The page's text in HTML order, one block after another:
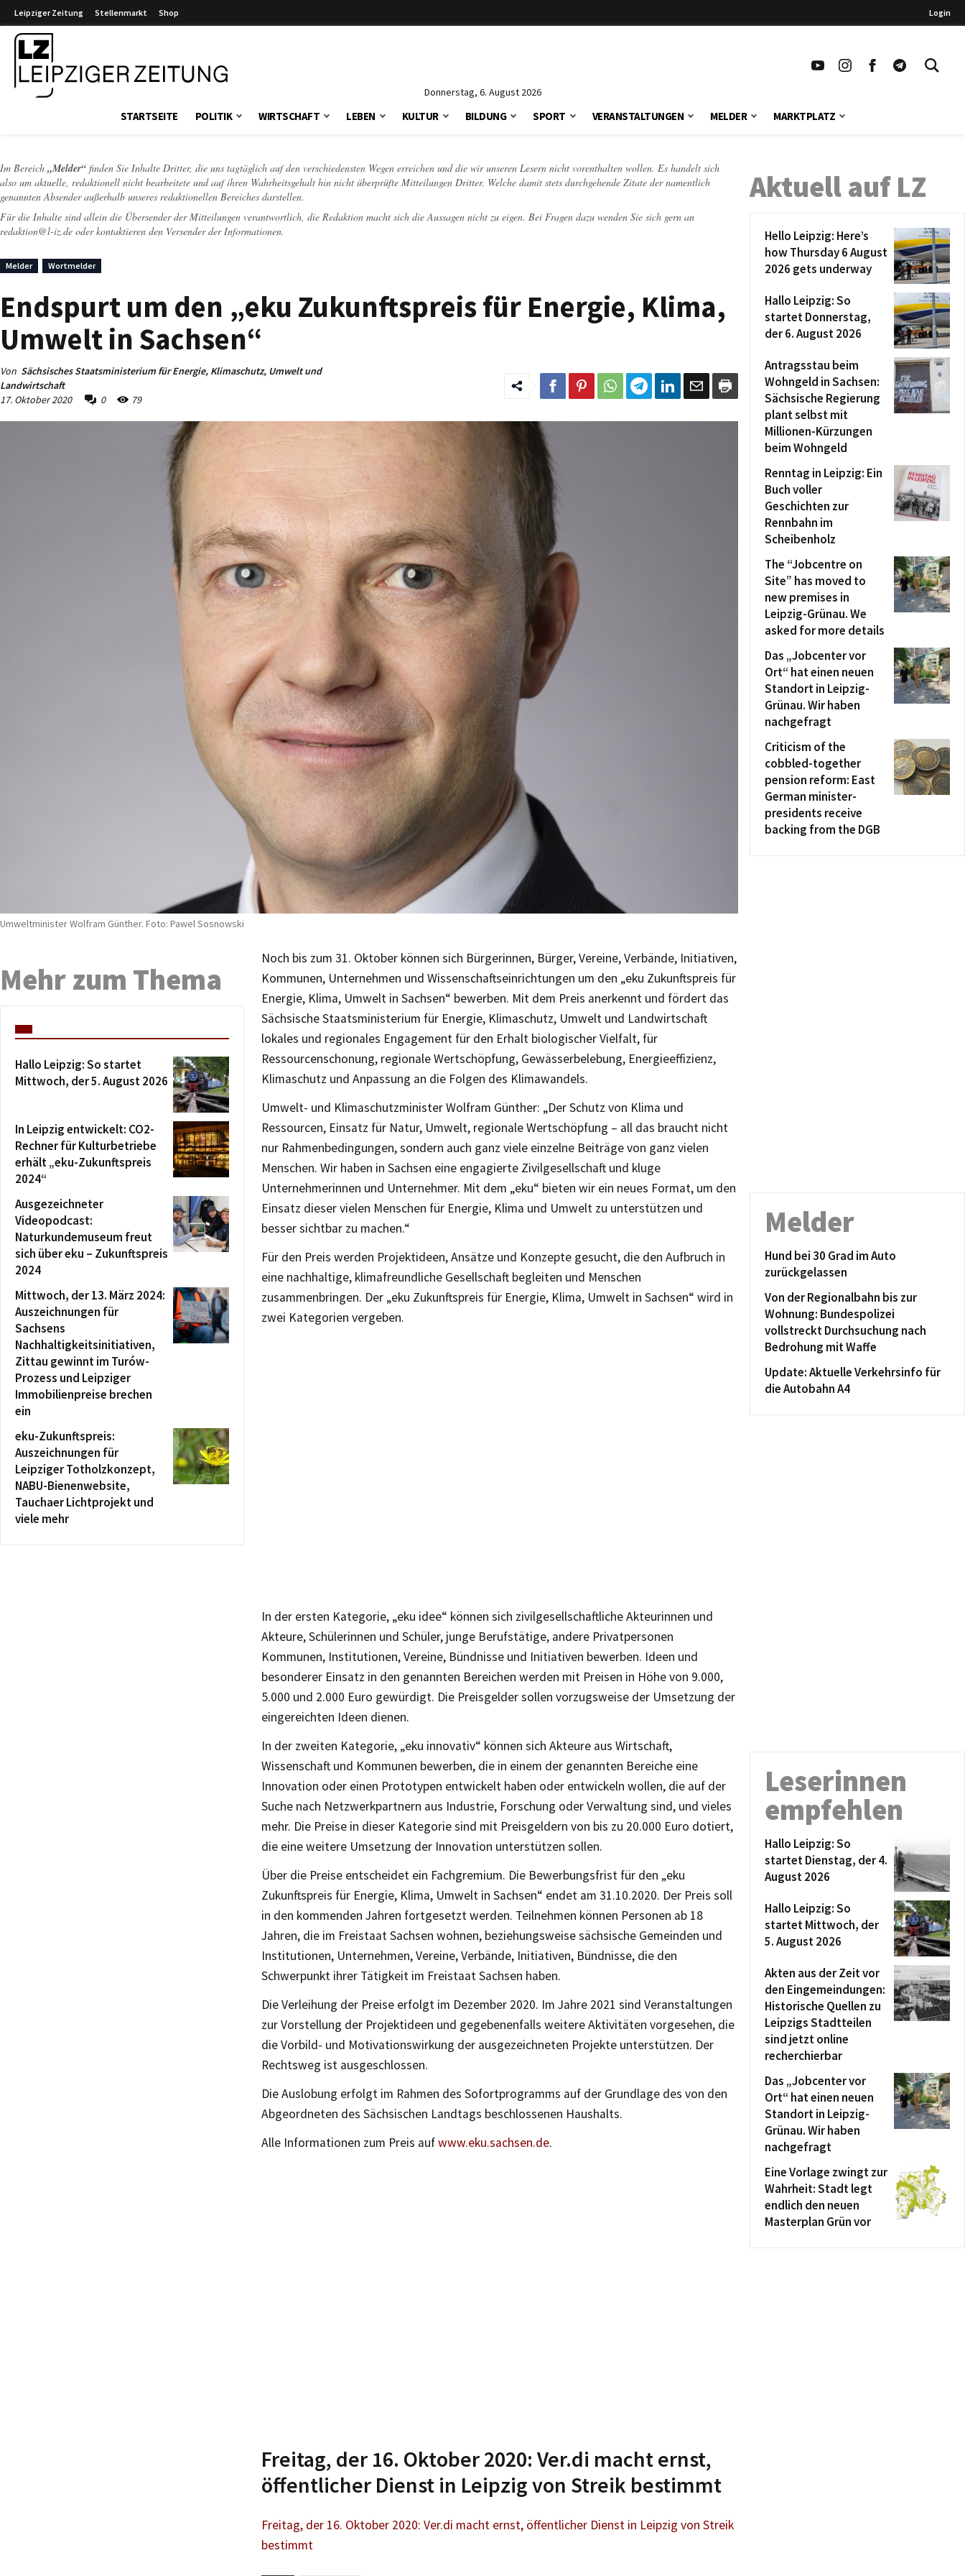
Leipziger Zeitung Stellenmarkt Shop Login
Donnerstag, 6. August 2026
STARTSEITE POLITIK WIRTSCHAFT LEBEN KULTUR BILDUNG SPORT VERANSTALTUNGEN MELDER MARKTPLATZ
Im Bereich „Melder“ finden Sie Inhalte Dritter, die uns tagtäglich auf den verschiedensten Wegen erreichen und die wir unseren Lesern nicht vorenthalten wollen. Es handelt sich
also um aktuelle, redaktionell nicht bearbeitete und auf ihren Wahrheitsgehalt hin nicht überprüfte Mitteilungen Dritter. Welche damit stets durchgehende Zitate der namentlich
genannten Absender außerhalb unseres redaktionellen Bereiches darstellen.
Für die Inhalte sind allein die Übersender der Mitteilungen verantwortlich, die Redaktion macht sich die Aussagen nicht zu eigen. Bei Fragen dazu wenden Sie sich gern an
redaktion@l-iz.de oder kontaktieren den Versender der Informationen.
Melder Wortmelder
Endspurt um den „eku Zukunftspreis für Energie, Klima,
Umwelt in Sachsen“
Von Sächsisches Staatsministerium für Energie, Klimaschutz, Umwelt und
Landwirtschaft
17. Oktober 2020
0 79
Umweltminister Wolfram Günther. Foto: Pawel Sosnowski
Noch bis zum 31. Oktober können sich Bürgerinnen, Bürger, Vereine, Verbände, Initiativen,
Kommunen, Unternehmen und Wissenschaftseinrichtungen um den „eku Zukunftspreis für
Energie, Klima, Umwelt in Sachsen“ bewerben. Mit dem Preis anerkennt und fördert das
Sächsische Staatsministerium für Energie, Klimaschutz, Umwelt und Landwirtschaft
lokales und regionales Engagement für den Erhalt biologischer Vielfalt, für
Ressourcenschonung, regionale Wertschöpfung, Gewässerbelebung, Energieeffizienz,
Klimaschutz und Anpassung an die Folgen des Klimawandels.
Umwelt- und Klimaschutzminister Wolfram Günther: „Der Schutz von Klima und
Ressourcen, Einsatz für Natur, Umwelt, regionale Wertschöpfung – all das braucht nicht
nur Rahmenbedingungen, sondern auch ganz viele einzelne Beiträge von ganz vielen
Menschen. Wir haben in Sachsen eine engagierte Zivilgesellschaft und kluge
Unternehmerinnen und Unternehmer. Mit dem „eku“ bieten wir ein neues Format, um den
Einsatz dieser vielen Menschen für Energie, Klima und Umwelt zu unterstützen und
besser sichtbar zu machen.“
Für den Preis werden Projektideen, Ansätze und Konzepte gesucht, die den Aufbruch in
eine nachhaltige, klimafreundliche Gesellschaft begleiten und Menschen
zusammenbringen. Der „eku Zukunftspreis für Energie, Klima, Umwelt in Sachsen“ wird in
zwei Kategorien vergeben.
In der ersten Kategorie, „eku idee“ können sich zivilgesellschaftliche Akteurinnen und
Akteure, Schülerinnen und Schüler, junge Berufstätige, andere Privatpersonen
Kommunen, Institutionen, Vereine, Bündnisse und Initiativen bewerben. Ideen und
besonderer Einsatz in den genannten Bereichen werden mit Preisen in Höhe von 9.000,
5.000 und 2.000 Euro gewürdigt. Die Preisgelder sollen vorzugsweise der Umsetzung der
eingereichten Ideen dienen.
In der zweiten Kategorie, „eku innovativ“ können sich Akteure aus Wirtschaft,
Wissenschaft und Kommunen bewerben, die in einem der genannten Bereiche eine
Innovation oder einen Prototypen entwickelt haben oder entwickeln wollen, die auf der
Suche nach Netzwerkpartnern aus Industrie, Forschung oder Verwaltung sind, und vieles
mehr. Die Preise in dieser Kategorie sind mit Preisgeldern von bis zu 20.000 Euro dotiert,
die eine weitere Umsetzung der Innovation unterstützen sollen.
Über die Preise entscheidet ein Fachgremium. Die Bewerbungsfrist für den „eku
Zukunftspreis für Energie, Klima, Umwelt in Sachsen“ endet am 31.10.2020. Der Preis soll
in den kommenden Jahren fortgesetzt werden. Teilnehmen können Personen ab 18
Jahren, die im Freistaat Sachsen wohnen, beziehungsweise sächsische Gemeinden und
Institutionen, Unternehmen, Vereine, Verbände, Initiativen, Bündnisse, die den
Schwerpunkt ihrer Tätigkeit im Freistaat Sachsen haben.
Die Verleihung der Preise erfolgt im Dezember 2020. Im Jahre 2021 sind Veranstaltungen
zur Vorstellung der Projektideen und gegebenenfalls weitere Aktivitäten vorgesehen, die
die Vorbild- und Motivationswirkung der ausgezeichneten Projekte unterstützen. Der
Rechtsweg ist ausgeschlossen.
Die Auslobung erfolgt im Rahmen des Sofortprogramms auf der Grundlage des von den
Abgeordneten des Sächsischen Landtags beschlossenen Haushalts.
Alle Informationen zum Preis aufwww.eku.sachsen.de.
Freitag, der 16. Oktober 2020: Ver.di macht ernst,
öffentlicher Dienst in Leipzig von Streik bestimmt
Freitag, der 16. Oktober 2020: Ver.di macht ernst, öffentlicher Dienst in Leipzig von Streik
bestimmt
Mehr zum Thema
Hallo Leipzig: So startet
Mittwoch, der 5. August 2026
In Leipzig entwickelt: CO2-
Rechner für Kulturbetriebe
erhält „eku-Zukunftspreis
2024“
Ausgezeichneter
Videopodcast:
Naturkundemuseum freut
sich über eku – Zukunftspreis
2024
Mittwoch, der 13. März 2024:
Auszeichnungen für
Sachsens
Nachhaltigkeitsinitiativen,
Zittau gewinnt im Turów-
Prozess und Leipziger
Immobilienpreise brechen
ein
eku-Zukunftspreis:
Auszeichnungen für
Leipziger Totholzkonzept,
NABU-Bienenwebsite,
Tauchaer Lichtprojekt und
viele mehr
Aktuell auf LZ
Hello Leipzig: Here’s
how Thursday 6 August
2026 gets underway
Hallo Leipzig: So
startet Donnerstag,
der 6. August 2026
Antragsstau beim
Wohngeld in Sachsen:
Sächsische Regierung
plant selbst mit
Millionen-Kürzungen
beim Wohngeld
Renntag in Leipzig: Ein
Buch voller
Geschichten zur
Rennbahn im
Scheibenholz
The “Jobcentre on
Site” has moved to
new premises in
Leipzig-Grünau. We
asked for more details
Das „Jobcenter vor
Ort“ hat einen neuen
Standort in Leipzig-
Grünau. Wir haben
nachgefragt
Criticism of the
cobbled-together
pension reform: East
German minister-
presidents receive
backing from the DGB
Melder
Hund bei 30 Grad im Auto
zurückgelassen
Von der Regionalbahn bis zur
Wohnung: Bundespolizei
vollstreckt Durchsuchung nach
Bedrohung mit Waffe
Update: Aktuelle Verkehrsinfo für
die Autobahn A4
Leserinnen
empfehlen
Hallo Leipzig: So
startet Dienstag, der 4.
August 2026
Hallo Leipzig: So
startet Mittwoch, der
5. August 2026
Akten aus der Zeit vor
den Eingemeindungen:
Historische Quellen zu
Leipzigs Stadtteilen
sind jetzt online
recherchierbar
Das „Jobcenter vor
Ort“ hat einen neuen
Standort in Leipzig-
Grünau. Wir haben
nachgefragt
Eine Vorlage zwingt zur
Wahrheit: Stadt legt
endlich den neuen
Masterplan Grün vor